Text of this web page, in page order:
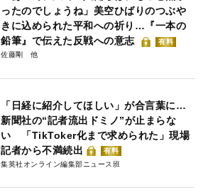
ったのでしょうね」美空ひばりのつぶや
きに込められた平和への祈り…『一本の
鉛筆』で伝えた反戦への意志
有料
佐藤剛
「日経に紹介してほしい」が合言葉に…
新聞社の“記者流出ドミノ”が止まらな
い 「TikToker化まで求められた」現場
記者から不満続出
有料
集英社オンライン編集部ニュース班